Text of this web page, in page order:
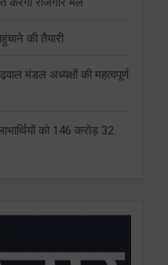
की तैयारी
मंडल अध्यक्षों की महत्वपूर्ण
को 146 करोड़ 32